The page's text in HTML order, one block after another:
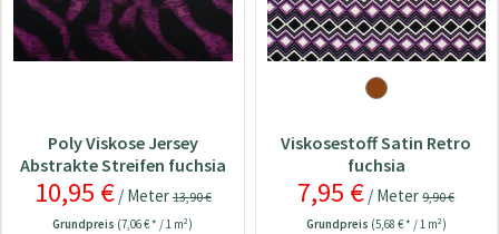
Poly Viskose Jersey
Abstrakte Streifen fuchsia
10,95 €/ Meter13,90 €
Grundpreis (7,06 € * / 1 m²)
Viskosestoff Satin Retro
fuchsia
7,95 € / Meter9,90 €
Grundpreis (5,68 € * / 1 m²)